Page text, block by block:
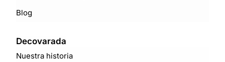
Blog
Decovarada
Nuestra historia